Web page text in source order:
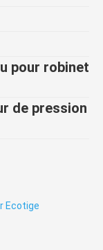
pour robinet
de pression
Ecotige